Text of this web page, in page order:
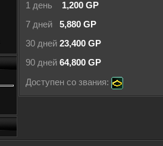
1 день
1,200 GP
7 дней 5,880 GP
30 дней 23,400 GP
90 дней 64,800 GP
Доступен со звания: